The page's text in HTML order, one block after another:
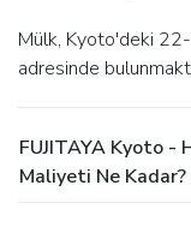
Mülk, Kyoto'deki 22-5 Chudoji Yabunouchicho Shimogyo-ku
adresinde
FUJITAYA Kyoto -
Maliyeti Ne Kadar?